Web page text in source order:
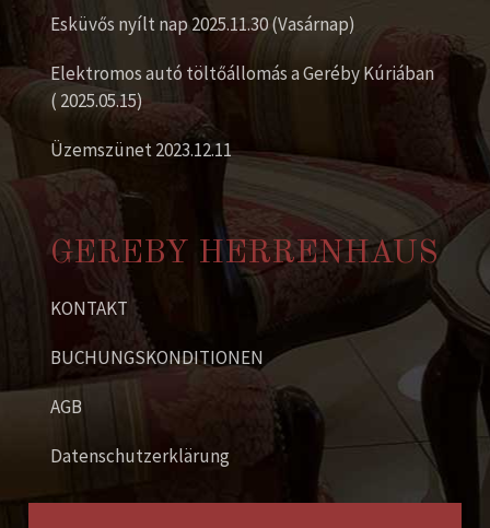
Esküvős nyílt nap 2025.11.30 (Vasárnap)
Elektromos autó töltőállomás a Geréby Kúriában
( 2025.05.15)
Üzemszünet 2023.12.11
GEREBY HERRENHAUS
KONTAKT
BUCHUNGSKONDITIONEN
AGB
Datenschutzerklärung